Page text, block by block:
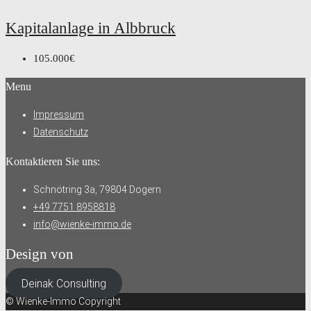
Kapitalanlage in Albbruck
105.000€
Menu
Impressum
Datenschutz
Kontaktieren Sie uns:
Schnötring 3a, 79804 Dogern
+49 7751 8958818
info@wienke-immo.de
Design von
Deinak Consulting
© Wienke-Immo Copyright